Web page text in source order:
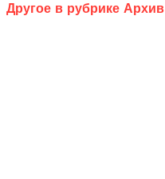
Другое в рубрике Архив